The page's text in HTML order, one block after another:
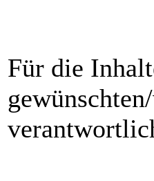
Für die